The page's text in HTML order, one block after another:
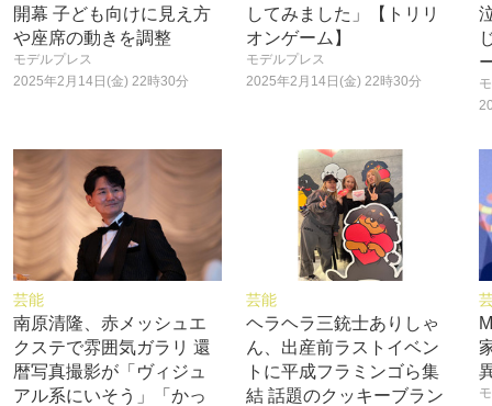
開幕 子ども向けに見え方
や座席の動きを調整
モデルプレス
2025年2月14日(金) 22時30分
してみました」【トリリ
オンゲーム】
モデルプレス
2025年2月14日(金) 22時30分
芸能
南原清隆、赤メッシュエ
クステで雰囲気ガラリ 還
暦写真撮影が「ヴィジュ
アル系にいそう」「かっ
芸能
ヘラヘラ三銃士ありしゃ
ん、出産前ラストイベン
トに平成フラミンゴら集
結 話題のクッキーブラン